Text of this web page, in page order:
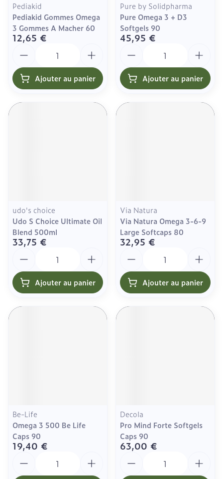
Pediakid
Pediakid Gommes Omega
3 Gommes A Macher 60
12,65 €
Ajouter au panier
Pure by Solidpharma
Pure Omega 3 + D3
Softgels 90
45,95 €
Ajouter au panier
udo's choice
Udo S Choice Ultimate Oil
Blend 500ml
33,75 €
Ajouter au panier
Via Natura
Via Natura Omega 3-6-9
Large Softcaps 80
32,95 €
Ajouter au panier
Be-Life
Omega 3 500 Be Life
Caps 90
19,40 €
Decola
Pro Mind Forte Softgels
Caps 90
63,00 €